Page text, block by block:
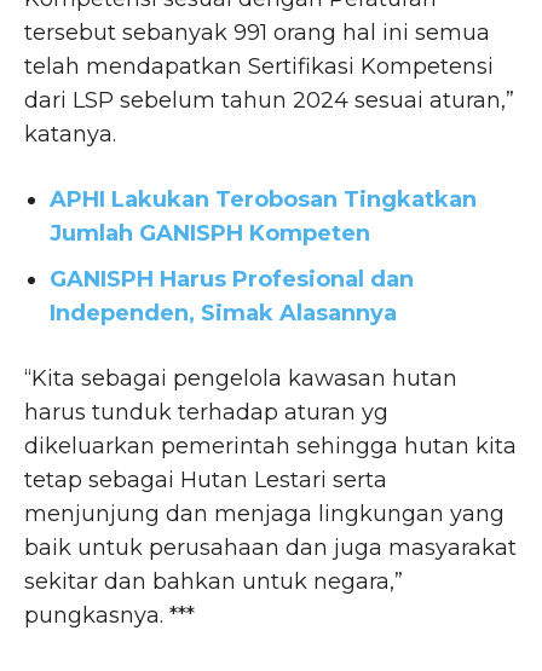
tersebut sebanyak 991 orang hal ini semua
telah mendapatkan Sertifikasi Kompetensi
dari LSP sebelum tahun 2024 sesuai aturan,”
katanya.
APHI Lakukan Terobosan Tingkatkan
Jumlah GANISPH Kompeten
GANISPH Harus Profesional dan
Independen, Simak Alasannya
“Kita sebagai pengelola kawasan hutan
harus tunduk terhadap aturan yg
dikeluarkan pemerintah sehingga hutan kita
tetap sebagai Hutan Lestari serta
menjunjung dan menjaga lingkungan yang
baik untuk perusahaan dan juga masyarakat
sekitar dan bahkan untuk negara,”
pungkasnya. ***